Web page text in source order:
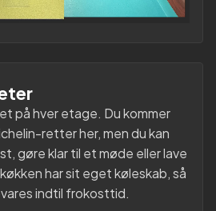
på hver etage. Du kommer
retter her, men du kan
gøre klar til et møde eller lave
har sit eget køleskab, så
indtil frokosttid.